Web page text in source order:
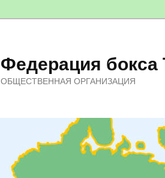
Федерация бокса
ОБЩЕСТВЕННАЯ ОРГАНИЗАЦИЯ